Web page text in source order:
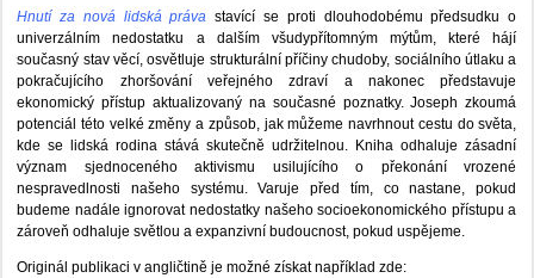
Hnutí za nová lidská práva stavící se proti dlouhodobému předsudku o
univerzálním nedostatku a dalším všudypřítomným mýtům, které hájí
současný stav věcí, osvětluje strukturální příčiny chudoby, sociálního útlaku a
pokračujícího zhoršování veřejného zdraví a nakonec představuje
ekonomický přístup aktualizovaný na současné poznatky. Joseph zkoumá
potenciál této velké změny a způsob, jak můžeme navrhnout cestu do světa,
kde se lidská rodina stává skutečně udržitelnou. Kniha odhaluje zásadní
význam sjednoceného aktivismu usilujícího o překonání vrozené
nespravedlnosti našeho systému. Varuje před tím, co nastane, pokud
budeme nadále ignorovat nedostatky našeho socioekonomického přístupu a
zároveň odhaluje světlou a expanzivní budoucnost, pokud uspějeme.
Originál publikaci v angličtině je možné získat například zde: